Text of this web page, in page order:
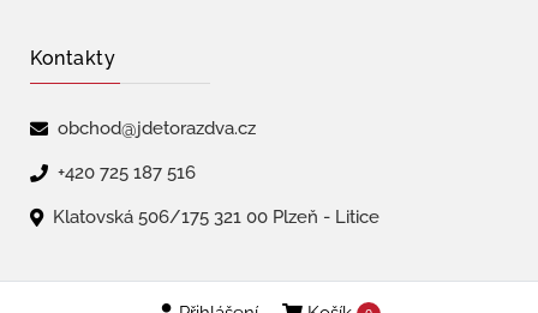
Kontakty
obchod@jdetorazdva.cz
+420 725 187 516
Klatovská 506/175 321 00 Plzeň - Litice